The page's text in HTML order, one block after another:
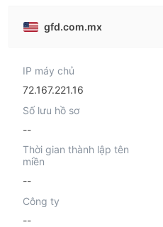
gfd.com.mx
IP máy chủ
72.167.221.16
Số lưu hồ sơ
--
Thời gian thành lập tên
miền
--
Công ty
--